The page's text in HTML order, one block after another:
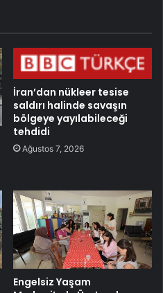
İran’dan nükleer tesise
saldırı halinde savaşın
bölgeye yayılabileceği
tehdidi
Ağustos 7, 2026
Engelsiz Yaşam